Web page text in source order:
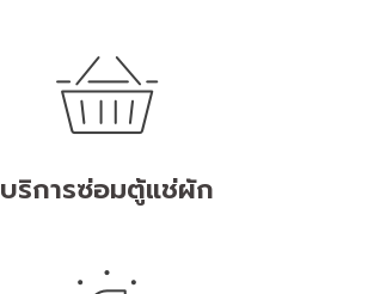
บริการซ่อมตู้แช่ผัก